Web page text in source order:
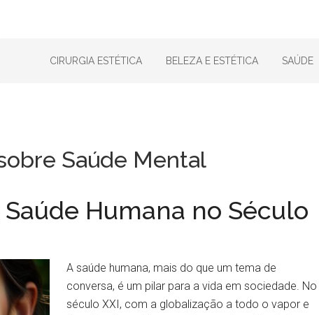
CIRURGIA ESTÉTICA BELEZA E ESTÉTICA SAÚDE
Saúde Mental
Humana no Século
A saúde humana, mais do que um tema de
conversa, é um pilar para a vida em sociedade. No
século XXI, com a globalização a todo o vapor e